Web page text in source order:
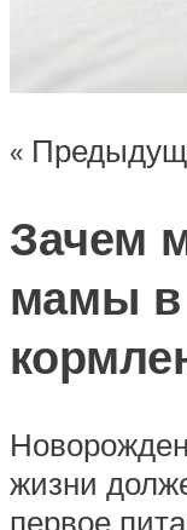
«
Зачем
мамы в
жизни
первое